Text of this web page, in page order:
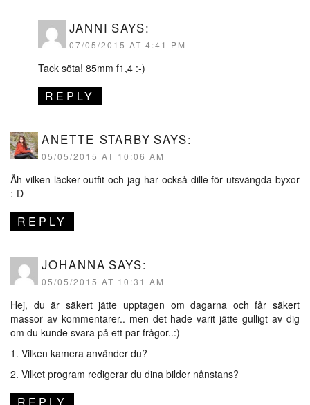
JANNI SAYS:
07/05/2015 AT 4:41 PM
Tack söta! 85mm f1,4 :-)
REPLY
ANETTE STARBY SAYS:
05/05/2015 AT 10:06 AM
Åh vilken läcker outfit och jag har också dille för utsvängda byxor
:-D
REPLY
JOHANNA SAYS:
05/05/2015 AT 10:31 AM
Hej, du är säkert jätte upptagen om dagarna och får säkert
massor av kommentarer.. men det hade varit jätte gulligt av dig
om du kunde svara på ett par frågor..:)
1. Vilken kamera använder du?
2. Vilket program redigerar du dina bilder nånstans?
REPLY